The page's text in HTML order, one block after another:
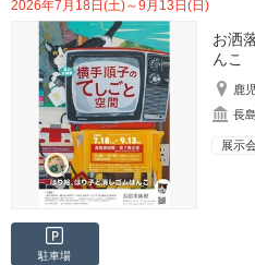
2026年7月18日(土)～9月13日(日)
お洒
んこ
鹿
長
展示
駐車場